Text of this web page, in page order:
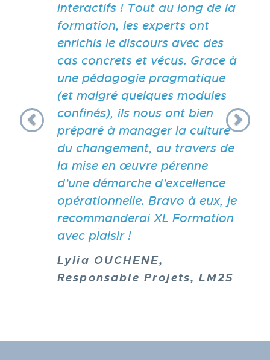
interactifs ! Tout au long de la
formation, les experts ont
enrichis le discours avec des
cas concrets et vécus. Grace à
une pédagogie pragmatique
(et malgré quelques modules
confinés), ils nous ont bien
préparé à manager la culture
du changement, au travers de
la mise en œuvre pérenne
d’une démarche d’excellence
opérationnelle. Bravo à eux, je
recommanderai XL Formation
avec plaisir !
Lylia OUCHENE,
Responsable Projets, LM2S